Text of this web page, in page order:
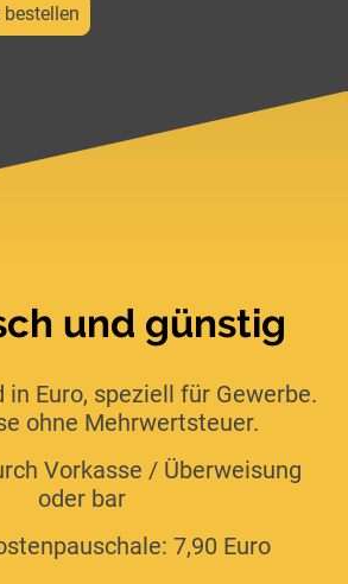
und günstig
in Euro, speziell für Gewerbe.
ohne Mehrwertsteuer.
Vorkasse / Überweisung
oder bar
7,90 Euro